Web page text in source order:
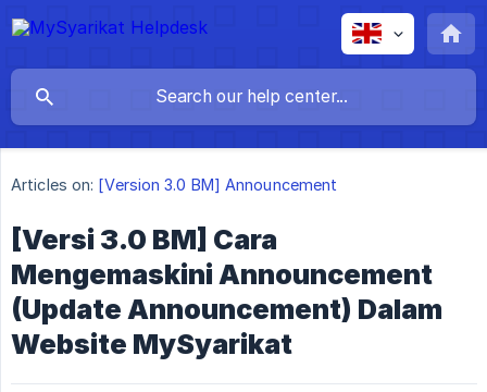
Articles on: [Version 3.0 BM] Announcement
[Versi 3.0 BM] Cara
Mengemaskini Announcement
(Update Announcement) Dalam
Website MySyarikat